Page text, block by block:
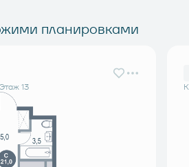
планировками
13